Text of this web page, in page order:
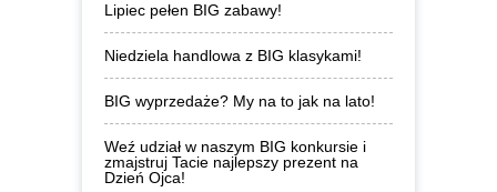
Lipiec pełen BIG zabawy!
Niedziela handlowa z BIG klasykami!
BIG wyprzedaże? My na to jak na lato!
Weź udział w naszym BIG konkursie i
zmajstruj Tacie najlepszy prezent na
Dzień Ojca!